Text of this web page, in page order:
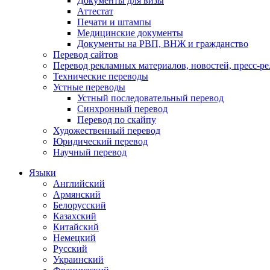
Аттестат
Печати и штампы
Медицинские документы
Документы на РВП, ВНЖ и гражданство
Перевод сайтов
Перевод рекламных материалов, новостей, пресс-
Технические переводы
Устные переводы
Устный последовательный перевод
Синхронный перевод
Перевод по скайпу
Художественный перевод
Юридический перевод
Научный перевод
Языки
Английский
Армянский
Белорусский
Казахский
Китайский
Немецкий
Русский
Украинский